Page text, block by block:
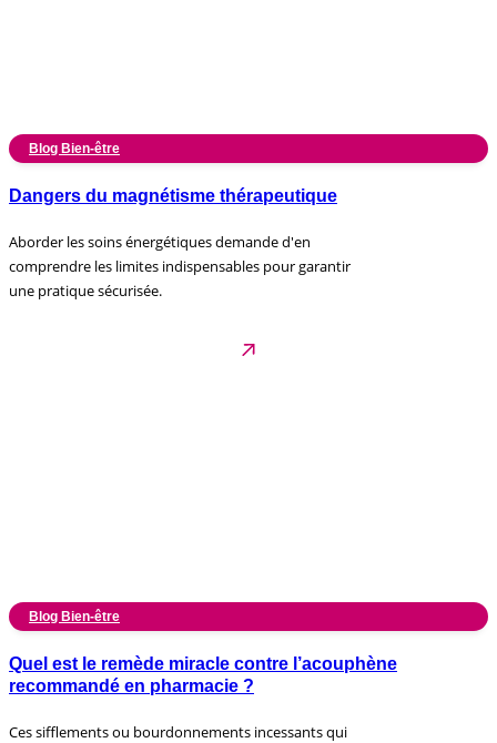
Blog Bien-être
Dangers du magnétisme thérapeutique
Aborder les soins énergétiques demande d'en
comprendre les limites indispensables pour garantir
une pratique sécurisée.
Blog Bien-être
Quel est le remède miracle contre l’acouphène
recommandé en pharmacie ?
Ces sifflements ou bourdonnements incessants qui